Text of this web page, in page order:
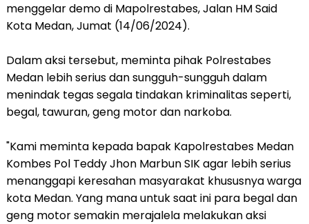
menggelar demo di Mapolrestabes, Jalan HM Said
Kota Medan, Jumat (14/06/2024).
Dalam aksi tersebut, meminta pihak Polrestabes
Medan lebih serius dan sungguh-sungguh dalam
menindak tegas segala tindakan kriminalitas seperti,
begal, tawuran, geng motor dan narkoba.
"Kami meminta kepada bapak Kapolrestabes Medan
Kombes Pol Teddy Jhon Marbun SIK agar lebih serius
menanggapi keresahan masyarakat khususnya warga
kota Medan. Yang mana untuk saat ini para begal dan
geng motor semakin merajalela melakukan aksi